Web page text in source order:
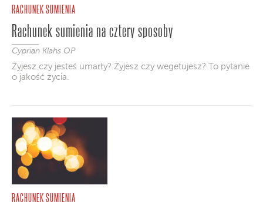
RACHUNEK SUMIENIA
Rachunek sumienia na cztery sposoby
Cyprian Klahs OP
Żyjesz czy jesteś umarły? Żyjesz czy wegetujesz? To pytanie
o jakość życia.
RACHUNEK SUMIENIA